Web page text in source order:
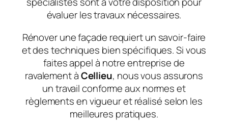
évaluer les travaux nécessaires.
Rénover une façade requiert un savoir-faire
et des techniques bien spécifiques. Si vous
faites appel à notre entreprise de
ravalement àCellieu, nous vous assurons
un travail conforme aux normes et
règlements en vigueur et réalisé selon les
meilleures pratiques.